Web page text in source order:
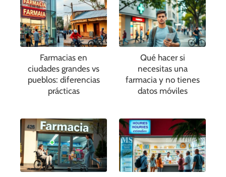
Farmacias en
ciudades grandes vs
pueblos: diferencias
prácticas
Qué hacer si
necesitas una
farmacia y no tienes
datos móviles